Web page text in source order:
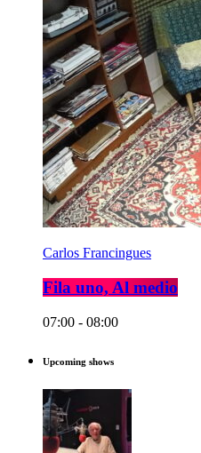
Carlos Francingues
Fila uno, Al medio
07:00 - 08:00
Upcoming shows